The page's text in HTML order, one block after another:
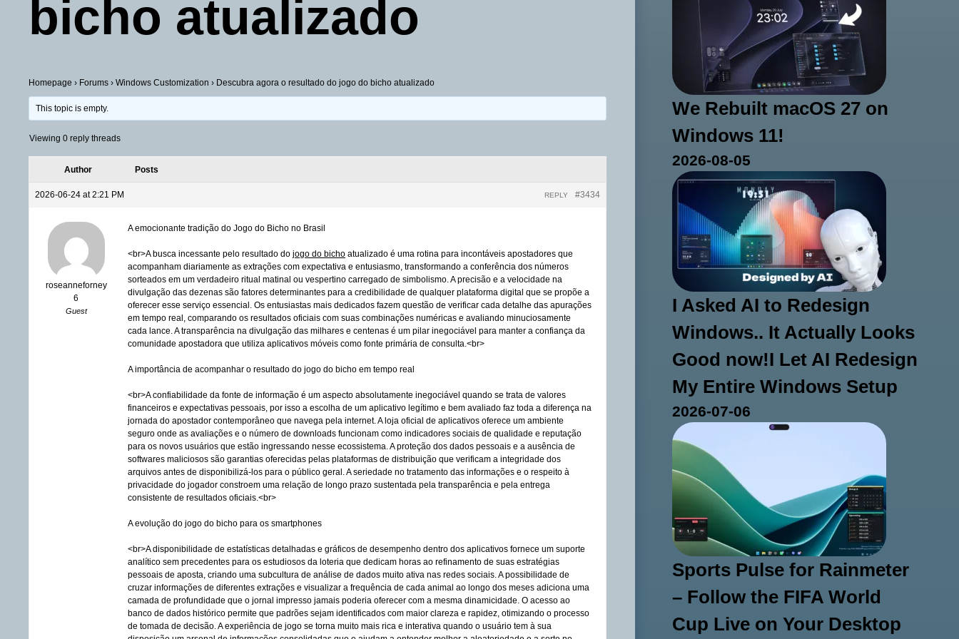
bicho atualizado
Homepage › Forums › Windows Customization › Descubra agora o resultado do jogo do bicho atualizado
This topic is empty.
Viewing 0 reply threads
Author Posts
2026-06-24 at 2:21 PM #3434
REPLY
roseanneforney
6
Guest
A emocionante tradição do Jogo do Bicho no Brasil
<br>A busca incessante pelo resultado do jogo do bicho atualizado é uma rotina para incontáveis apostadores que
acompanham diariamente as extrações com expectativa e entusiasmo, transformando a conferência dos números
sorteados em um verdadeiro ritual matinal ou vespertino carregado de simbolismo. A precisão e a velocidade na
divulgação das dezenas são fatores determinantes para a credibilidade de qualquer plataforma digital que se propõe a
oferecer esse serviço essencial. Os entusiastas mais dedicados fazem questão de verificar cada detalhe das apurações
em tempo real, comparando os resultados oficiais com suas combinações numéricas e avaliando minuciosamente
cada lance. A transparência na divulgação das milhares e centenas é um pilar inegociável para manter a confiança da
comunidade apostadora que utiliza aplicativos móveis como fonte primária de consulta.<br>
A importância de acompanhar o resultado do jogo do bicho em tempo real
<br>A confiabilidade da fonte de informação é um aspecto absolutamente inegociável quando se trata de valores
financeiros e expectativas pessoais, por isso a escolha de um aplicativo legítimo e bem avaliado faz toda a diferença na
jornada do apostador contemporâneo que navega pela internet. A loja oficial de aplicativos oferece um ambiente
seguro onde as avaliações e o número de downloads funcionam como indicadores sociais de qualidade e reputação
para os novos usuários que estão ingressando nesse ecossistema. A proteção dos dados pessoais e a ausência de
softwares maliciosos são garantias oferecidas pelas plataformas de distribuição que verificam a integridade dos
arquivos antes de disponibilizá-los para o público geral. A seriedade no tratamento das informações e o respeito à
privacidade do jogador constroem uma relação de longo prazo sustentada pela transparência e pela entrega
consistente de resultados oficiais.<br>
A evolução do jogo do bicho para os smartphones
<br>A disponibilidade de estatísticas detalhadas e gráficos de desempenho dentro dos aplicativos fornece um suporte
analítico sem precedentes para os estudiosos da loteria que dedicam horas ao refinamento de suas estratégias
pessoais de aposta, criando uma subcultura de análise de dados muito ativa nas redes sociais. A possibilidade de
cruzar informações de diferentes extrações e visualizar a frequência de cada animal ao longo dos meses adiciona uma
camada de profundidade que o jornal impresso jamais poderia oferecer com a mesma dinamicidade. O acesso ao
banco de dados histórico permite que padrões sejam identificados com maior clareza e rapidez, otimizando o processo
de tomada de decisão. A experiência de jogo se torna muito mais rica e interativa quando o usuário tem à sua
We Rebuilt macOS 27 on
Windows 11!
2026-08-05
I Asked AI to Redesign
Windows.. It Actually Looks
Good now!I Let AI Redesign
My Entire Windows Setup
2026-07-06
Sports Pulse for Rainmeter
– Follow the FIFA World
Cup Live on Your Desktop